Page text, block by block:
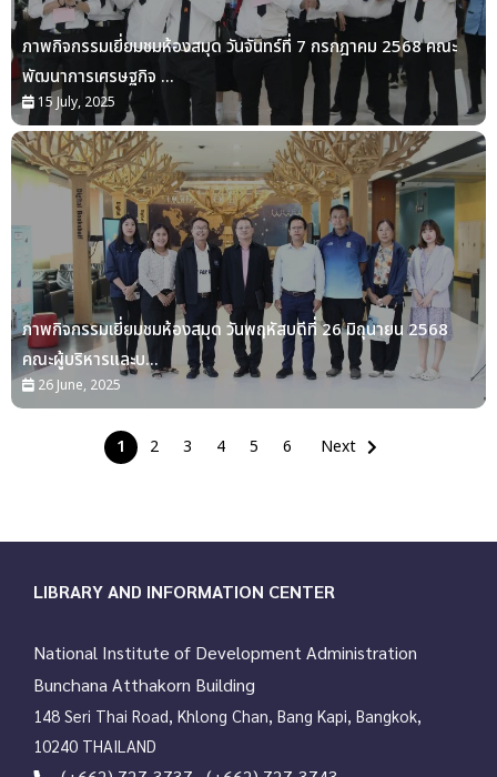
ภาพกิจกรรมเยี่ยมชมห้องสมุด วันจันทร์ที่ 7 กรกฎาคม 2568 คณะ
พัฒนาการเศรษฐกิจ ...
15 July, 2025
ภาพกิจกรรมเยี่ยมชมห้องสมุด วันพฤหัสบดีที่ 26 มิถุนายน 2568
คณะผู้บริหารและบ...
26 June, 2025
1 2 3 4 5 6 Next
LIBRARY AND INFORMATION CENTER
National Institute of Development Administration
Bunchana Atthakorn Building
148 Seri Thai Road, Khlong Chan, Bang Kapi, Bangkok,
10240 THAILAND